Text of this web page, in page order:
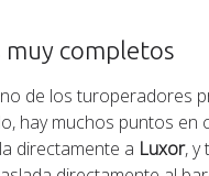
muy completos
de los turoperadores
hay muchos puntos en
directamente a Luxor, y